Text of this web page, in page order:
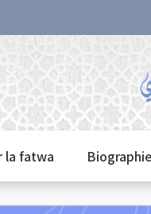
la fatwa Biographie